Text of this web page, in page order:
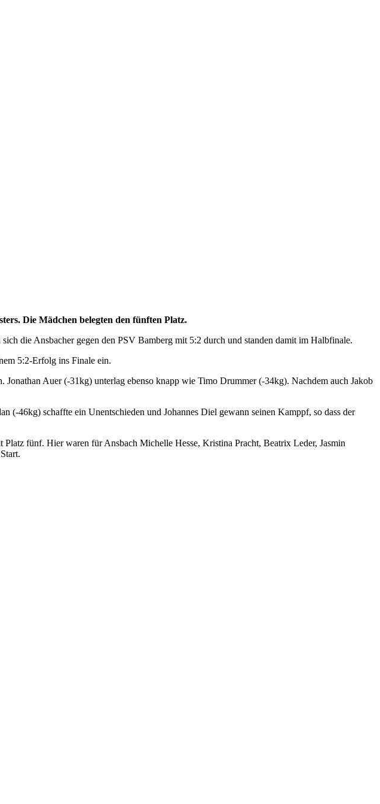
Die Mädchen belegten den fünften Platz.
die Ansbacher gegen den PSV Bamberg mit 5:2 durch und standen damit im Halbfinale.
5:2-Erfolg ins Finale ein.
Auer (-31kg) unterlag ebenso knapp wie Timo Drummer (-34kg). Nachdem auch Jakob
46kg) schaffte ein Unentschieden und Johannes Diel gewann seinen Kamppf, so dass der
fünf. Hier waren für Ansbach Michelle Hesse, Kristina Pracht, Beatrix Leder, Jasmin